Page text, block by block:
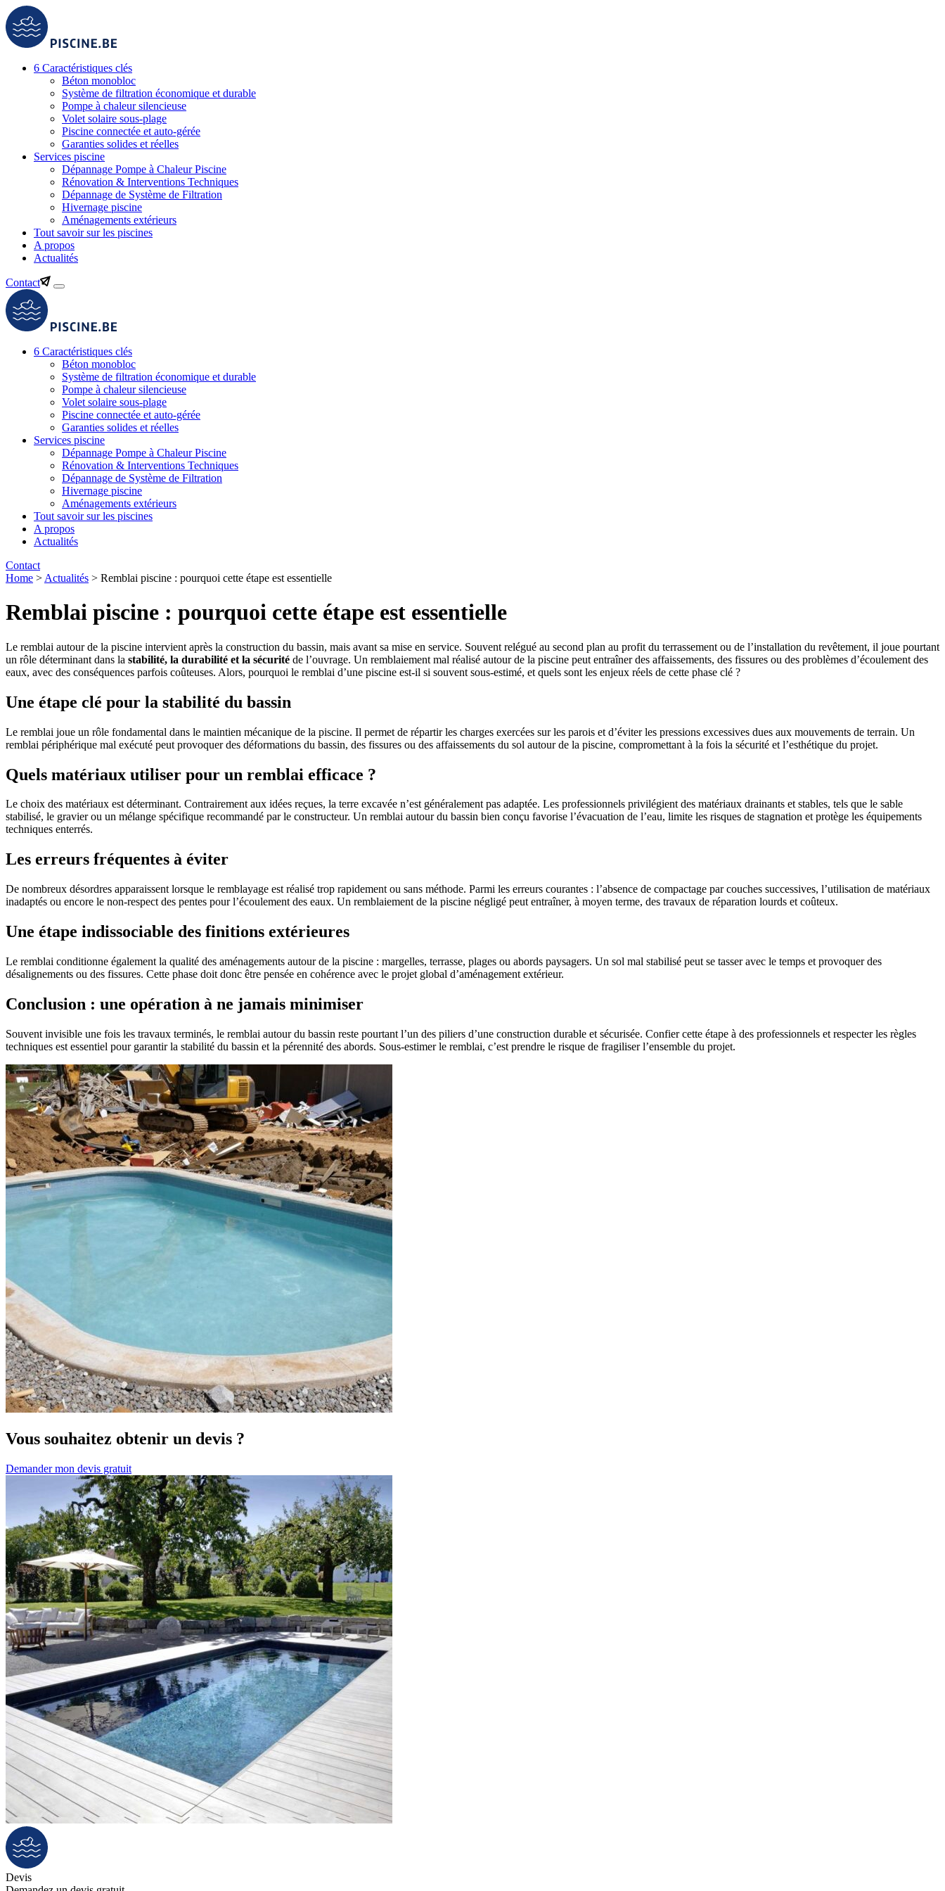
6 Caractéristiques clés
Béton monobloc
Système de filtration économique et durable
Pompe à chaleur silencieuse
Volet solaire sous-plage
Piscine connectée et auto-gérée
Garanties solides et réelles
Services piscine
Dépannage Pompe à Chaleur Piscine
Rénovation & Interventions Techniques
Dépannage de Système de Filtration
Hivernage piscine
Aménagements extérieurs
Tout savoir sur les piscines
A propos
Actualités
Contact
6 Caractéristiques clés
Béton monobloc
Système de filtration économique et durable
Pompe à chaleur silencieuse
Volet solaire sous-plage
Piscine connectée et auto-gérée
Garanties solides et réelles
Services piscine
Dépannage Pompe à Chaleur Piscine
Rénovation & Interventions Techniques
Dépannage de Système de Filtration
Hivernage piscine
Aménagements extérieurs
Tout savoir sur les piscines
A propos
Actualités
Contact
Home > Actualités > Remblai piscine : pourquoi cette étape est essentielle
Remblai piscine : pourquoi cette étape est essentielle
Le remblai autour de la piscine intervient après la construction du bassin, mais avant sa mise en service. Souvent relégué au second plan au profit du terrassement ou de l’installation du revêtement, il joue pourtant
un rôle déterminant dans la stabilité, la durabilité et la sécurité de l’ouvrage. Un remblaiement mal réalisé autour de la piscine peut entraîner des affaissements, des fissures ou des problèmes d’écoulement des
eaux, avec des conséquences parfois coûteuses. Alors, pourquoi le remblai d’une piscine est-il si souvent sous-estimé, et quels sont les enjeux réels de cette phase clé ?
Une étape clé pour la stabilité du bassin
Le remblai joue un rôle fondamental dans le maintien mécanique de la piscine. Il permet de répartir les charges exercées sur les parois et d’éviter les pressions excessives dues aux mouvements de terrain. Un
remblai périphérique mal exécuté peut provoquer des déformations du bassin, des fissures ou des affaissements du sol autour de la piscine, compromettant à la fois la sécurité et l’esthétique du projet.
Quels matériaux utiliser pour un remblai efficace ?
Le choix des matériaux est déterminant. Contrairement aux idées reçues, la terre excavée n’est généralement pas adaptée. Les professionnels privilégient des matériaux drainants et stables, tels que le sable
stabilisé, le gravier ou un mélange spécifique recommandé par le constructeur. Un remblai autour du bassin bien conçu favorise l’évacuation de l’eau, limite les risques de stagnation et protège les équipements
techniques enterrés.
Les erreurs fréquentes à éviter
De nombreux désordres apparaissent lorsque le remblayage est réalisé trop rapidement ou sans méthode. Parmi les erreurs courantes : l’absence de compactage par couches successives, l’utilisation de matériaux
inadaptés ou encore le non-respect des pentes pour l’écoulement des eaux. Un remblaiement de la piscine négligé peut entraîner, à moyen terme, des travaux de réparation lourds et coûteux.
Une étape indissociable des finitions extérieures
Le remblai conditionne également la qualité des aménagements autour de la piscine : margelles, terrasse, plages ou abords paysagers. Un sol mal stabilisé peut se tasser avec le temps et provoquer des
désalignements ou des fissures. Cette phase doit donc être pensée en cohérence avec le projet global d’aménagement extérieur.
Conclusion : une opération à ne jamais minimiser
Souvent invisible une fois les travaux terminés, le remblai autour du bassin reste pourtant l’un des piliers d’une construction durable et sécurisée. Confier cette étape à des professionnels et respecter les règles
techniques est essentiel pour garantir la stabilité du bassin et la pérennité des abords. Sous-estimer le remblai, c’est prendre le risque de fragiliser l’ensemble du projet.
Vous souhaitez obtenir un devis ?
Demander mon devis gratuit
Devis